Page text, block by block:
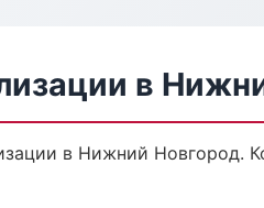
в
в Нижний Новгород.